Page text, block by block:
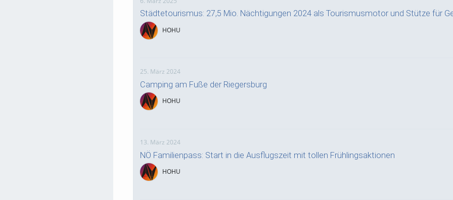
Städtetourismus: 27,5 Mio. Nächtigungen 2024 als Tourismusmotor und Stütze für
HOHU
25. März 2024
Camping am Fuße der Riegersburg
HOHU
13. März 2024
NÖ Familienpass: Start in die Ausflugszeit mit tollen Frühlingsaktionen
HOHU